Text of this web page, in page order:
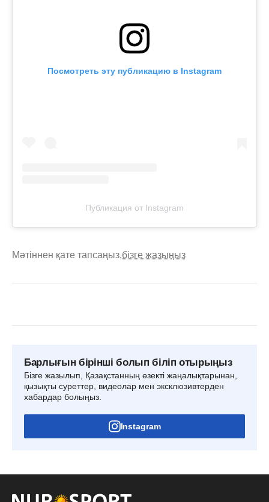
Посмотреть эту публикацию в Instagram
Публикация от Instagram
Мәтіннен қате тапсаңыз,бізге жазыңыз
Барлығын бірінші болып біліп отырыңыз
Бізге жазылып, Қазақстанның өзекті жаңалықтарынан,
қызықты суреттер, видеолар мен эксклюзивтерден
хабардар болыңыз.
Instagram